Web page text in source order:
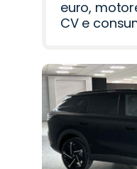
euro,
CV e